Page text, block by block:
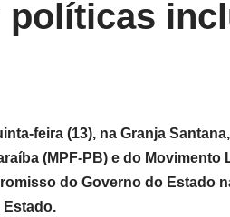
feira (13), na Granja
(MPF-PB) e do Movimento
do Governo do Estado